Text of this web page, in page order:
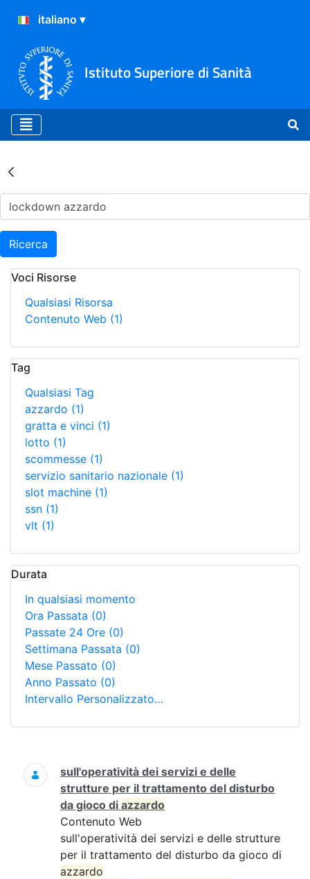
Istituto Superiore di Sanità
Risultati della Ricerca -
Ricerca
Voci Risorse
Qualsiasi Risorsa
Contenuto Web (1)
Tag
Qualsiasi Tag
azzardo (1)
gratta e vinci (1)
lotto (1)
scommesse (1)
servizio sanitario nazionale (1)
slot machine (1)
ssn (1)
vlt (1)
Durata
In qualsiasi momento
Ora Passata (0)
Passate 24 Ore (0)
Settimana Passata (0)
Mese Passato (0)
Anno Passato (0)
Intervallo Personalizzato…
Ricerca
sull'operatività dei servizi e delle
strutture per il trattamento del disturbo
da gioco di azzardo
Contenuto Web
sull'operatività dei servizi e delle strutture
per il trattamento del disturbo da gioco di
azzardo